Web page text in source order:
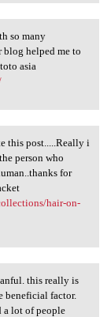
so many
helped me to
asia
this post.....Really i
person who
for
hair-on-
this really is
beneficial factor.
a lot of people